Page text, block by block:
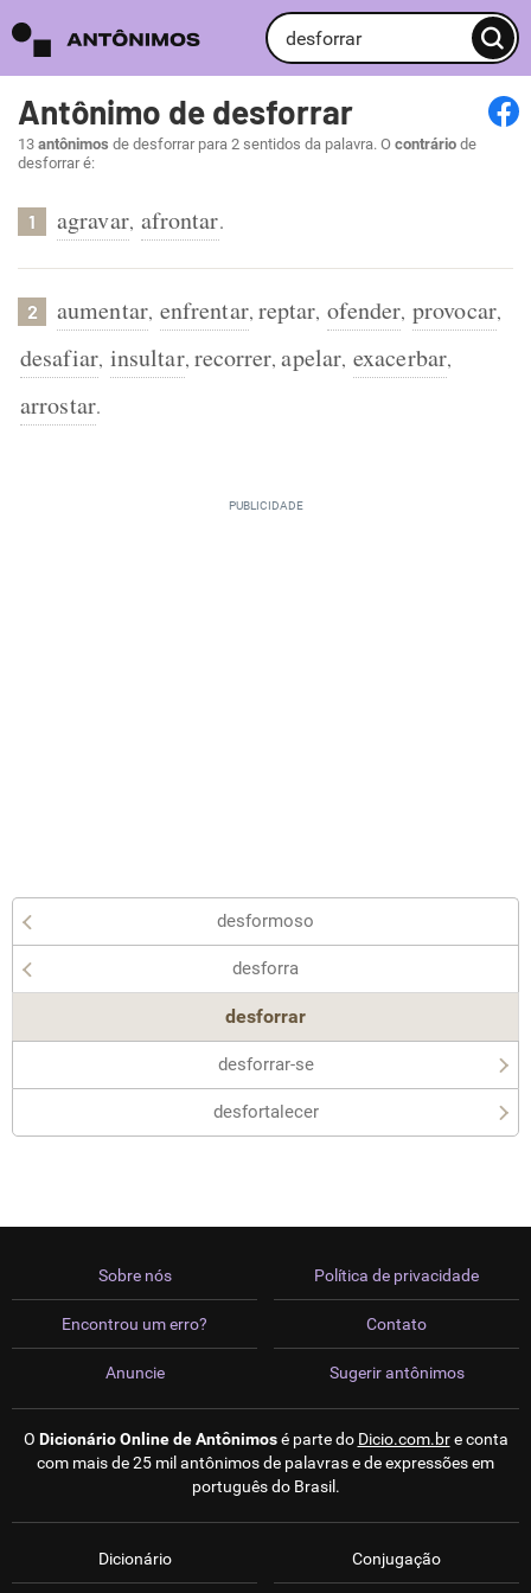
Antônimo de desforrar
13 antônimos de desforrar para 2 sentidos da palavra. O contrário de
desforrar é:
1 agravar, afrontar.
2 aumentar, enfrentar, reptar, ofender, provocar,
desafiar, insultar, recorrer,apelar, exacerbar,
arrostar.
desformoso
desforra
desforrar
desforrar-se
desfortalecer
Sobre nós
Encontrou um erro?
Anuncie
Política de privacidade
Contato
Sugerir antônimos
O Dicionário Online de Antônimosé parte do Dicio.com.bre conta
com mais de 25 mil antônimos de palavras e de expressões em
português do Brasil.
Dicionário Conjugação